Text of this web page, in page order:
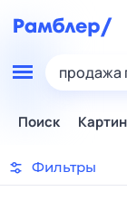
продажа
Поиск
Фильтры